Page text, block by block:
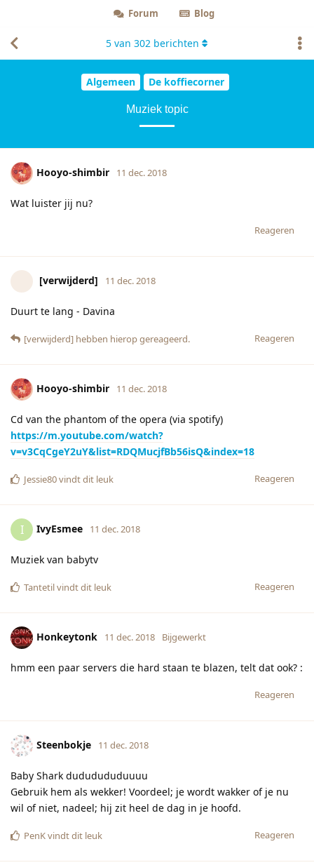
Forum Blog
Algemeen De koffiecorner
Muziek topic
5 van 302 berichten
Hooyo-shimbir 11 dec. 2018
Wat luister jij nu?
Reageren
[verwijderd] 11 dec. 2018
Duurt te lang - Davina
Reageren
[verwijderd] hebben hierop gereageerd.
Hooyo-shimbir 11 dec. 2018
Cd van the phantom of the opera (via spotify)
https://m.youtube.com/watch?
v=v3CqCgeY2uY&list=RDQMucjfBb56isQ&index=18
Reageren
Jessie80vindt dit leuk
I IvyEsmee 11 dec. 2018
Muziek van babytv
Reageren
Tantetilvindt dit leuk
Honkeytonk 11 dec. 2018 Bijgewerkt
hmm een paar servers die hard staan te blazen, telt dat ook? :
Reageren
Steenbokje 11 dec. 2018
Baby Shark dududududuuuu
Gebruik hem als wekker! Voordeel; je wordt wakker of je nu
wil of niet, nadeel; hij zit heel de dag in je hoofd.
Reageren
PenKvindt dit leuk